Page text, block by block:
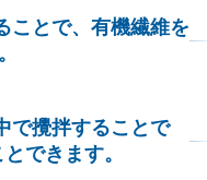
ことで、有機繊維を
で攪拌することで
できます。